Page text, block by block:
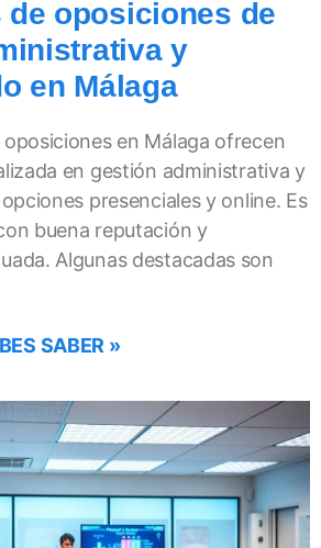
de oposiciones de
y
en Málaga
oposiciones en Málaga ofrecen
en gestión administrativa y
presenciales y online. Es
buena reputación y
Algunas destacadas son
SABER »